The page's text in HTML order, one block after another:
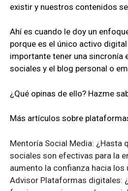
existir y nuestros contenidos
Ahí es cuando le doy un
porque es el único activo
importante tener una sincronía
sociales y el blog personal o
¿Qué opinas de ello? Hazme
Más artículos sobre
Mentoría Social Media: ¿Hasta
sociales son efectivas para la
aumento la confianza hacia los
Advisor Plataformas digitales: